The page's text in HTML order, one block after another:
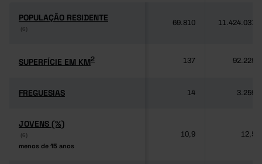
POPULAÇÃO RESIDENTE
(6)
POPULAÇÃO RESIDENTE
(6)
69.810 11.424.031
SUPERFÍCIE EM KM2
SUPERFÍCIE EM KM2 137 92.225
FREGUESIAS
FREGUESIAS 14 3.259
JOVENS (%)
(6)
menos de 15 anos
JOVENS (%)
(6)
menos de 15 anos
10,9 12,5